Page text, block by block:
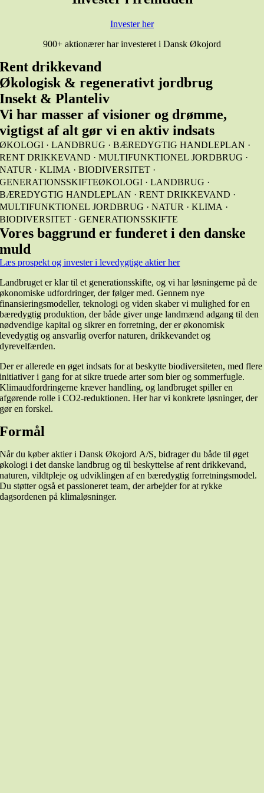
Invester her
900+ aktionærer har investeret i Dansk Økojord
Rent drikkevand
Økologisk & regenerativt jordbrug
Insekt & Planteliv
Vi har masser af visioner og drømme,
vigtigst af alt gør vi en aktiv indsats
ØKOLOGI · LANDBRUG · BÆREDYGTIG HANDLEPLAN ·
RENT DRIKKEVAND · MULTIFUNKTIONEL JORDBRUG ·
NATUR · KLIMA · BIODIVERSITET ·
GENERATIONSSKIFTEØKOLOGI · LANDBRUG ·
BÆREDYGTIG HANDLEPLAN · RENT DRIKKEVAND ·
MULTIFUNKTIONEL JORDBRUG · NATUR · KLIMA ·
BIODIVERSITET · GENERATIONSSKIFTE
Vores baggrund er funderet i den danske
muld
Læs prospekt og invester i levedygtige aktier her
Landbruget er klar til et generationsskifte, og vi har løsningerne på de
økonomiske udfordringer, der følger med. Gennem nye
finansieringsmodeller, teknologi og viden skaber vi mulighed for en
bæredygtig produktion, der både giver unge landmænd adgang til den
nødvendige kapital og sikrer en forretning, der er økonomisk
levedygtig og ansvarlig overfor naturen, drikkevandet og
dyrevelfærden.
Der er allerede en øget indsats for at beskytte biodiversiteten, med flere
initiativer i gang for at sikre truede arter som bier og sommerfugle.
Klimaudfordringerne kræver handling, og landbruget spiller en
afgørende rolle i CO2-reduktionen. Her har vi konkrete løsninger, der
gør en forskel.
Formål
Når du køber aktier i Dansk Økojord A/S, bidrager du både til øget
økologi i det danske landbrug og til beskyttelse af rent drikkevand,
naturen, vildtpleje og udviklingen af en bæredygtig forretningsmodel.
Du støtter også et passioneret team, der arbejder for at rykke
dagsordenen på klimaløsninger.